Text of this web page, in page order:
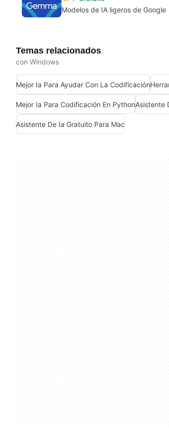
Modelos de IA ligeros de Google
Temas relacionados
con Windows
Mejor Ia Para Ayudar Con La Codificación
Mejor Ia Para Codificación En PythonAsistente
Asistente De Ia Gratuito Para Mac